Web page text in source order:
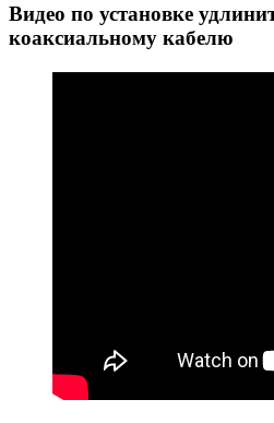
Видео по установке
коаксиальному кабелю